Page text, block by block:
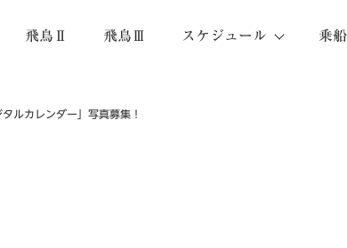
飛鳥Ⅱ 飛鳥Ⅲ スケジュール 乗
ルカレンダー」写真募集！